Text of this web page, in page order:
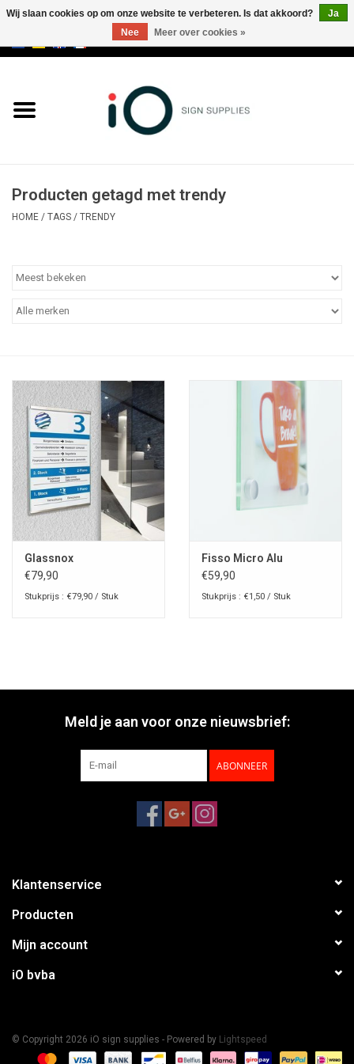
Merken
Producten getagd met trendy
HOME / TAGS / TRENDY
Glassnox
€79,90
Stukprijs : €79,90 / Stuk
Fisso Micro Alu
€59,90
Stukprijs : €1,50 / Stuk
Meld je aan voor onze nieuwsbrief:
ABONNEER
Klantenservice
Producten
Mijn account
iO bvba
© Copyright 2026 iO sign supplies - Powered by Lightspeed
Wij slaan cookies op om onze website te verbeteren. Is dat akkoord?
Ja
Nee
Meer over cookies »